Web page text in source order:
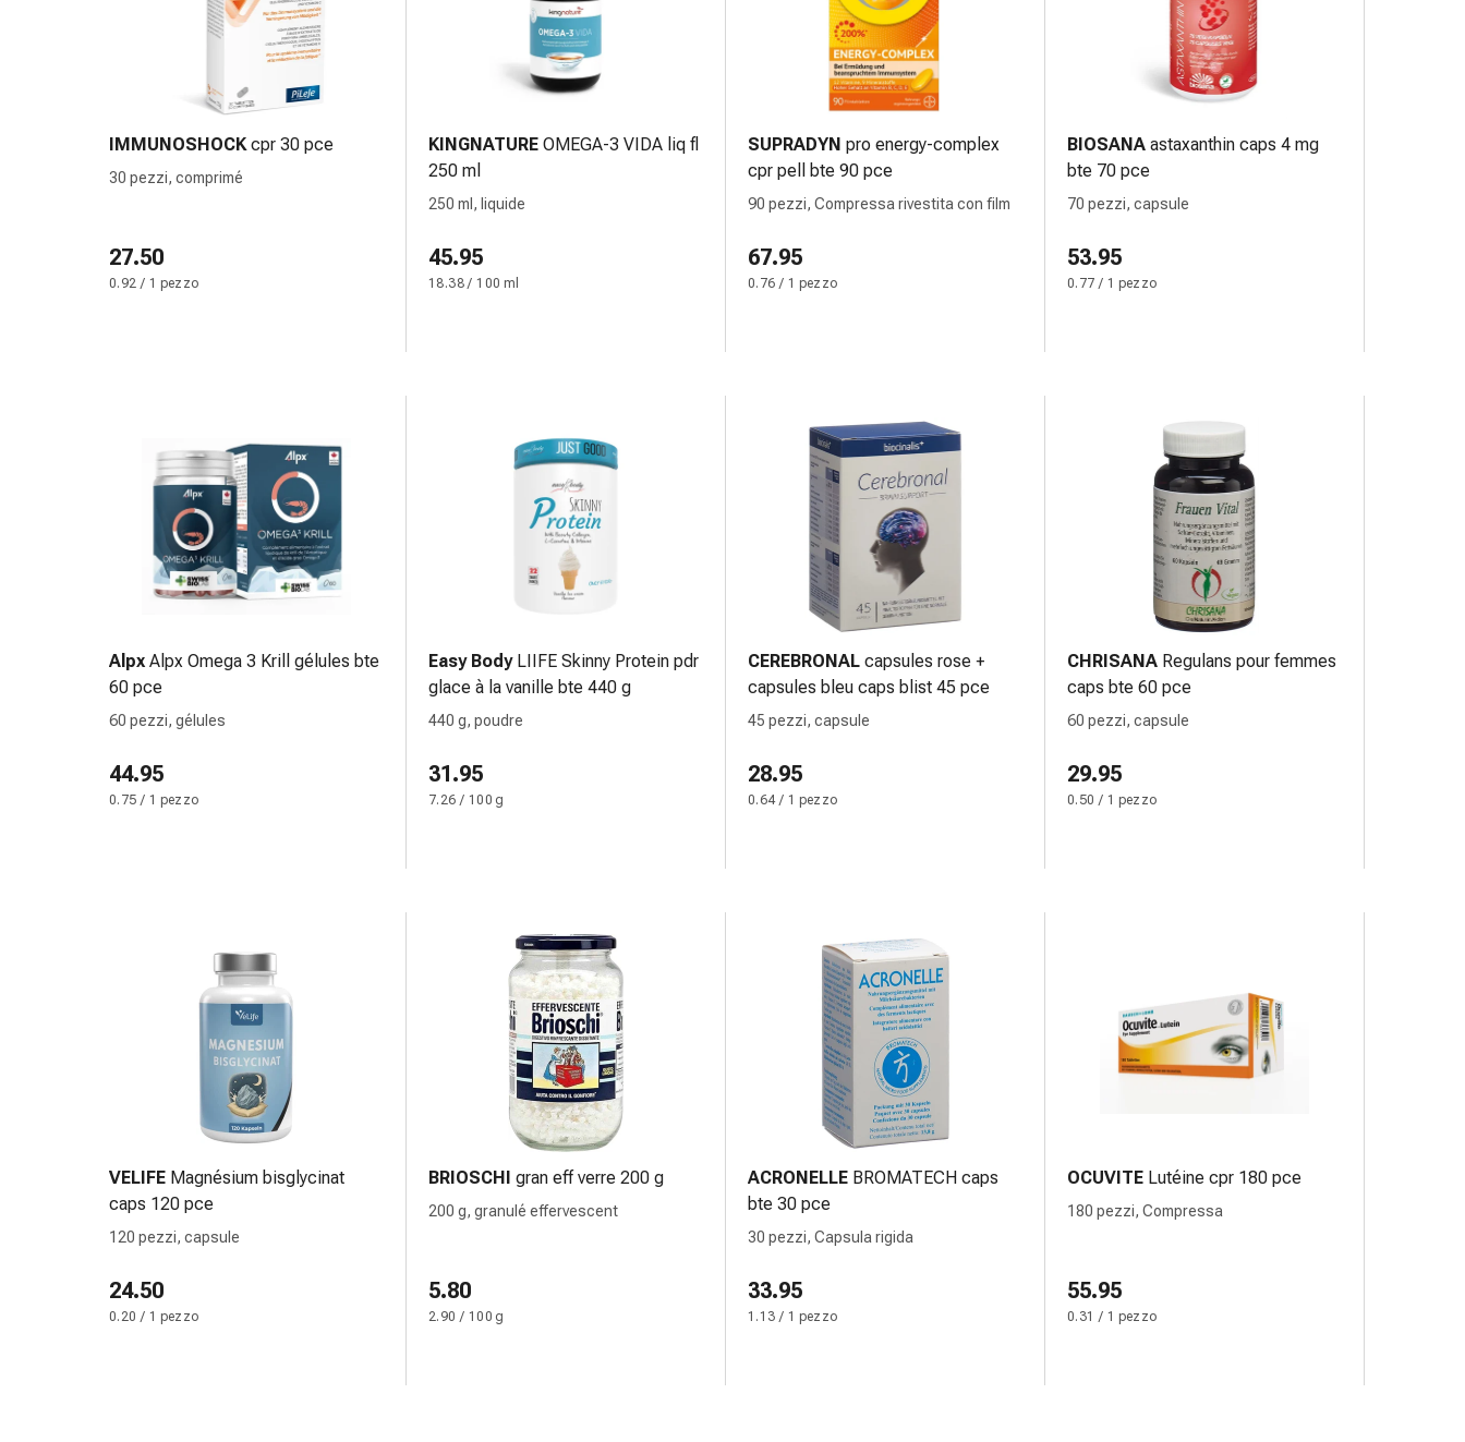
Cuore
Cuore
Calze
Cessazione
Disturbi
cardiaci
nervosi
Disturbi
della
memoria
della
concentrazione
Antiallergico
Bruciore
di
stomaco
Emorroidi
Nausea
e
vomito
IMMUNOSHOCK cpr 30 pce
30 pezzi, comprimé
27.50
0.92 / 1 pezzo
KINGNATURE OMEGA-3 VIDA liq fl
250 ml
250 ml, liquide
45.95
18.38 / 100 ml
SUPRADYN pro energy-complex
cpr pell bte 90 pce
90 pezzi, Compressa rivestita con film
67.95
0.76 / 1 pezzo
BIOSANA astaxanthin caps 4 mg
bte 70 pce
70 pezzi, capsule
53.95
0.77 / 1 pezzo
Alpx Alpx Omega 3 Krill gélules bte
60 pce
60 pezzi, gélules
44.95
0.75 / 1 pezzo
Easy Body LIIFE Skinny Protein pdr
glace à la vanille bte 440 g
440 g, poudre
31.95
7.26 / 100 g
CEREBRONAL capsules rose +
capsules bleu caps blist 45 pce
45 pezzi, capsule
28.95
0.64 / 1 pezzo
CHRISANA Regulans pour femmes
caps bte 60 pce
60 pezzi, capsule
29.95
0.50 / 1 pezzo
VELIFE Magnésium bisglycinat
caps 120 pce
120 pezzi, capsule
24.50
0.20 / 1 pezzo
BRIOSCHI gran eff verre 200 g
200 g, granulé effervescent
5.80
2.90 / 100 g
ACRONELLE BROMATECH caps
bte 30 pce
30 pezzi, Capsula rigida
33.95
1.13 / 1 pezzo
OCUVITE Lutéine cpr 180 pce
180 pezzi, Compressa
55.95
0.31 / 1 pezzo